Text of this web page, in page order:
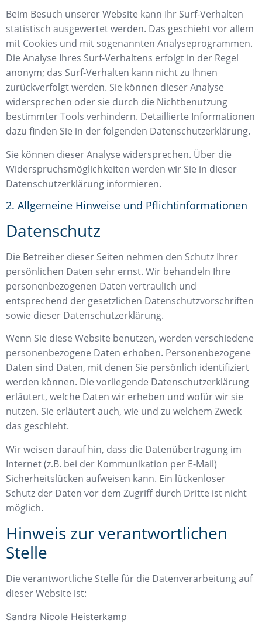
Beim Besuch unserer Website kann Ihr Surf-Verhalten
statistisch ausgewertet werden. Das geschieht vor allem
mit Cookies und mit sogenannten Analyseprogrammen.
Die Analyse Ihres Surf-Verhaltens erfolgt in der Regel
anonym; das Surf-Verhalten kann nicht zu Ihnen
zurückverfolgt werden. Sie können dieser Analyse
widersprechen oder sie durch die Nichtbenutzung
bestimmter Tools verhindern. Detaillierte Informationen
dazu finden Sie in der folgenden Datenschutzerklärung.
Sie können dieser Analyse widersprechen. Über die
Widerspruchsmöglichkeiten werden wir Sie in dieser
Datenschutzerklärung informieren.
2. Allgemeine Hinweise und Pflichtinformationen
Datenschutz
Die Betreiber dieser Seiten nehmen den Schutz Ihrer
persönlichen Daten sehr ernst. Wir behandeln Ihre
personenbezogenen Daten vertraulich und
entsprechend der gesetzlichen Datenschutzvorschriften
sowie dieser Datenschutzerklärung.
Wenn Sie diese Website benutzen, werden verschiedene
personenbezogene Daten erhoben. Personenbezogene
Daten sind Daten, mit denen Sie persönlich identifiziert
werden können. Die vorliegende Datenschutzerklärung
erläutert, welche Daten wir erheben und wofür wir sie
nutzen. Sie erläutert auch, wie und zu welchem Zweck
das geschieht.
Wir weisen darauf hin, dass die Datenübertragung im
Internet (z.B. bei der Kommunikation per E-Mail)
Sicherheitslücken aufweisen kann. Ein lückenloser
Schutz der Daten vor dem Zugriff durch Dritte ist nicht
möglich.
Hinweis zur verantwortlichen
Stelle
Die verantwortliche Stelle für die Datenverarbeitung auf
dieser Website ist:
Sandra Nicole Heisterkamp